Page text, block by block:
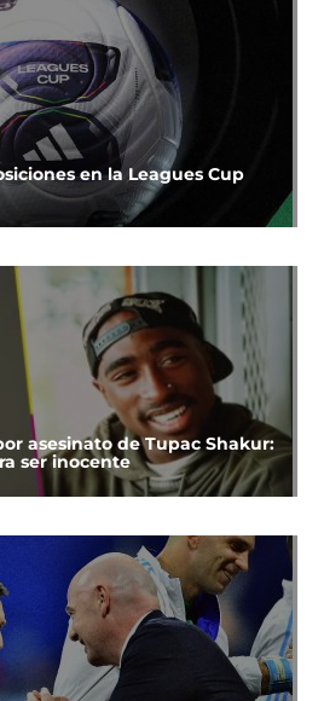
en la Leagues Cup
asesinato de Tupac Shakur:
ser inocente